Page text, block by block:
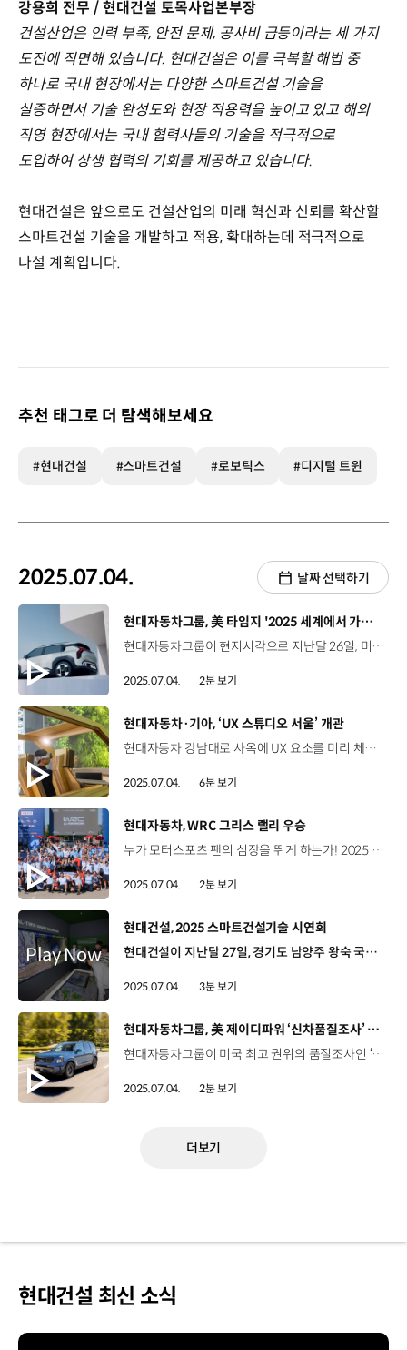
강용희 전무 / 현대건설 토목사업본부장
건설산업은 인력 부족, 안전 문제, 공사비 급등이라는 세 가지
도전에 직면해 있습니다. 현대건설은 이를 극복할 해법 중
하나로 국내 현장에서는 다양한 스마트건설 기술을
실증하면서 기술 완성도와 현장 적용력을 높이고 있고 해외
직영 현장에서는 국내 협력사들의 기술을 적극적으로
도입하여 상생 협력의 기회를 제공하고 있습니다.
현대건설은 앞으로도 건설산업의 미래 혁신과 신뢰를 확산할
스마트건설 기술을 개발하고 적용, 확대하는데 적극적으로
나설 계획입니다.
추천 태그로 더 탐색해보세요
#현대건설 #스마트건설 #로보틱스 #디지털 트윈
2025.07.04. 날짜 선택하기
[동영상]
현대자동차그룹, 美 타임지 '2025 세계에서 가장 영향력 있는 100대 기업' 선정
현대자동차그룹이 현지시각으로 지난달 26일, 미국 시사주간지 ‘타임(Time)’이 발표한 '2025 세계에서 가장 영향력 있는 100대 기업' '지도자(Leaders)' 부문에 선정됐습니다. '세계에서 가장 영향력 있는 100대 기업'은 매년 전 세계 각국의 특파원, 에디터, 업계 전문가가 당해 후보 기업을 지명하면, 타임지 기자들이 지도자, 파괴자, 혁신자 등 5개 부문별로 나눠, 일 년간 뛰어난 성과를 기록한 기업 20곳을 뽑는데요. 이번 기록은 2023년, 기아가 ‘혁신자’ 부문에 선정된 이후 두 번째이자, 2025년 국내 기업으로는 유일한 성과입니다. 타임지는 “현대자동차그룹이 글로벌 자동차 제조사로 도약한 것이 우연이 아니었음을 증명하고 있다”면서 ‘자동차 산업의 다크호스’로 언급했습니다. 현대자동차그룹은 지난해 합산 판매량 723만 대를 기록하며 자동차 판매량 3위를 기록했는데요, '세계 올해의 차(WCOTY)'에 최근 6년간 다섯 차례나 선정되며 제품 경쟁력을 입증하고 있습니다.
2025.07.04. 2분 보기
[동영상]
현대자동차·기아, ‘UX 스튜디오 서울’ 개관
현대자동차 강남대로 사옥에 UX 요소를 미리 체험할 수 있는 현대자동차·기아 ‘UX 스튜디오 서울’이 문을 열었습니다. 기존에 서초구에 있던 ‘UX 스튜디오’를 고객 접근이 쉬운 강남대로 사옥으로 이전하고, 완전히 새롭게 단장한 건데요. 박은결 리포터, 자세한 소식 전해주시죠. 네, 기존의 ‘UX 스튜디오’는 현대자동차·기아의 담당 연구원들이 상품, 디자인, 설계 등 차량 UX를 개발하는 과정에 활용하던 사내 협업 플랫폼이었는데요. 비공개로 운영되던 방식에서 벗어나 누구나 미래 모빌리티 경험을 함께 설계할 수 있는 세계 최초 상시 고객 참여형 연구 거점으로 탈바꿈 했습니다. ‘UX 스튜디오 서울’ 현장 함께 만나보시죠. 현대자동차 강남대로 사옥 1, 2층에 들어선 ‘UX 스튜디오 서울’은 미래 모빌리티 패러다임의 전환 속에서, 현대자동차·기아가 추구하는 모빌리티 사용자 경험의 핵심 가치를 전달하기 위해 구축된 공간입니다. UX 스튜디오 서울은 7월 3일 정식 오픈했는데요, 이에 앞서 지난 1일과 2일, 양일에 걸쳐 신문, 방송, 인터넷 등 다양한 매체가 참석한 가운데 미디어 프리뷰 행사가 열렸습니다. 이번 행사에서는 미래 모빌리티 UX 개발 전략과 현황을 소개하고, 공간별 체험 행사를 진행했습니다. ‘UX 스튜디오 서울’은 미래 모빌리티 환경을 다양한 콘텐츠를 통해 자유롭게 경험하고, UX 연구 과정에 직접 참여할 수 있도록 구성됐는데요, 일반 고객이 차량 UX 개발 과정에 참여해 피드백을 제공하는 상시적인 연구 플랫폼은 UX 스튜디오 서울이 세계 최초입니다. 김효린 상무 / 현대자동차 Feature전략실‘UX 스튜디오 서울’은 현대자동차·기아의 모빌리티 사용자 경험이 담고 있는 핵심 가치를 전달하기 위한 참여형 연구 공간입니다. 방문객들은 차량 개발 과정에 사용자의 의견이 어떻게 반영되는지를 경험할 수 있습니다. 편의사양, 인포테인먼트, 주행성능 등 모든 요소에서 브랜드만의 차별화된 가치를 제공하기 위해 노력할 계획입니다. UX 스튜디오 서울의 1층은 UX 콘셉트 개발, 구현, 검증 과정을 체험하고 리서치에 참여할 수 있는 고객 개방형 체험 공간 ‘오픈 랩(Open Lab)’으로 운영됩니다. 방문객은 UX 인사이트, UX 콘셉트, UX 검증 구역을 차례로 둘러보며 도어, 시트, 무빙 콘솔 등 UX 콘셉트가 반영된 모형 전시를 비롯해 스터디 벅이나 VR 기기 등을 활용해 몰입감 있게 체험할 수 있습니다. SDV 존에는 ‘Pleos 25’에서 최초 공개된 설계 기술 ‘EE 아키텍처’를 둘러보고, 차세대 인포테인먼트 시스템 ‘Pleos Connect’가 장착된 SDV 테스트베드 차량에 탑승해볼 수 있습니다. 또한, 현대자동차·기아의 사용자 경험 변천사를 기록하는 ‘UX 아카이브 존’에서는 인체의 다섯 가지 감각을 테마로 운전자 시점에서 교감할 수 있는 기획 전시가 열리는데요, 첫 전시는 ‘시각의 경험’을 주제로 넓고 쾌적한 시야를 확보하기 위한 현대자동차∙기아 기술의 진화 과정 소개를 담았습니다. 방문객들이 1층 ‘오픈랩’에서 UX 전시 콘텐츠를 체험하고 직접 리서치에 참여하면서 실사용자의 인사이트를 수집해 모빌리티 UX 혁신을 앞당길 수 있을 것 같네요. 2층 ‘어드밴스드 리서치 랩’은 개방형인 1층과는 다른 방식으로 운영되죠? 네, 2층 ‘어드밴스드 리서치 랩’은 현대자동차∙기아 연구원들과 사전 모집된 사용자들이 함께 UX 연구를 수행하는 비공개 몰입형 공간입니다. ‘어드밴스드 리서치 랩’은 UX 캔버스와 피쳐 개발 룸, 시뮬레이션 룸, UX 라운지와 차량 전시 공간으로 이뤄져 있습니다. UX 캔버스는 연구원과 고객이 워크숍, 세미나 등을 통해 다양한 아이디어를 나누고, 피쳐 개발 룸에서는 빠르게 UX 콘셉트를 개발하고 검증할 수 있도록 분야별로 연구공간을 세분화 하여 자율주행, 고성능 UX 등 각 연구분야별 실질적 개발 업무가 진행됩니다. ‘시뮬레이션 룸’은 새롭게 개발된 UX 콘셉트를 가상 환경에서 검증하는 공간인데요. 6축 모션 가변 벅, 초광각 디스플레이 등을 적용해 실제 운전하는 것과 유사한 평가 환경을 연출할 수 있는 것이 특징입니다. 한편, UX 라운지는 1층 ‘오픈 랩’과 마찬가지로 현대자동차∙기아의 신차를 관람하거나 로봇 카페를 이용하며 자유롭게 휴식을 취할 수 있습니다. 현대자동차·기아가 즐겁고 안락한 이동 경험을 구현하기 위해 소비자들의 다양한 의견에 귀를 기울이고 있네요. 네, 현대자동차·기아는 서울 외에도 상하이, 프랑크푸르트, 어바인 등 각지에 글로벌 UX 스튜디오를 설립하고 현지 고객의 목소리를 반영한 UX 콘셉트를 연구, 개발하며 SDV 전환에 속도를 내고 있습니다. 현대자동차·기아의 UX 스튜디오가 단순한 체험 공간을 넘어 고객의 목소리를 담아내는 공간이 되길 기대하겠습니다. 오늘 소식 전해주셔서 고맙습니다.
2025.07.04. 6분 보기
[동영상]
현대자동차, WRC 그리스 랠리 우승
누가 모터스포츠 팬의 심장을 뛰게 하는가! 2025 WRC 시즌 7라운드 그리스 라미아 2025년 6월 26일~29일 (현지시간) 국제자동차연맹 FIA 주관, 세계 최정상급 모터스포츠 대회 WRC 거칠고 험난한 자갈길과 좁은 산악 코스 총 345.76km 건조하고 높은 기온의 날씨로 악명 높은 ‘그리스 랠리’ 현대자동차 월드랠리팀 티에리 누빌, 오트 타낙, 아드리안 포모어 ‘i20 N Rally1’으로 출전 지난해, 같은 대회 우승을 차지했던 오트 타낙 선수 이번 경기에서도 노면 변화에 대한 뛰어난 적응력 발휘 6번째 스테이지부터 선두에 오른 뒤 2위와 격차를 꾸준히 벌려 포디움 정상 등극 안정적인 주행을 선보인 월드랠리팀의 새 얼굴 아드리안 포모어 극한의 조건에서도 돋보인 i20 N Rally1의 퍼포먼스 1위 오트 타낙, 3위 아드리안 포모어 더블 포디움 달성 현재까지 총 50점을 획득하며 ‘현대자동차 월드랠리팀’ 제조사 부문 2위 유지 “모터스포츠 왕좌를 향한 현대자동차의 도전은 계속됩니다~”
2025.07.04. 2분 보기
[동영상]
현대건설, 2025 스마트건설기술 시연회
현대건설이 지난달 27일, 경기도 남양주 왕숙 국도47호선 이설 공사 현장에서 ‘2025 스마트건설기술 시연회’를 개최했습니다. 스마트건설기술 시연회는 현대건설이 국내외 현장에서 축적한 관련 기술들을 소개하고 현장 적용 노하우를 공유하기 위해 2020년부터 시행해온 행사입니다. 현대건설은 이날, 현장에 실제 적용 중인 자동화와 스마트 안전 혁신 기술 25종을 공개하며 건설산업의 미래 청사진을 제시했는데요. 현장 맞춤형 스마트건설 통합관제 플랫폼, 건설 로보틱스 및 스마트 안전/품질, 스마트 토공, 스마트 터널 등 4개 분야의 최신 기술들이 중점적으로 소개됐습니다. 시연회가 열린 남양주 왕숙 국도47호선 현장은 국내 최초로 상하 분리 입체 지하도로를 건설하는 공사인 만큼 다양한 혁신 기술이 적용되고 있는 곳입니다. 먼저, 현대건설은 홍보관에 155인치 대형 디지털 사이니지와 65인치 대형 터치스크린 테이블을 결합한 스마트 대시보드를 설치하고, 6.4km에 달하는 입체 지하도로 전 구간을 통합 모니터링할 수 있는 디지털 트윈 시스템을 시연했습니다. 또한, 웨어러블 로봇 ‘엑스블 숄더’와 물류운송 드론, 안전패트롤 로봇 ‘스팟’ 등 다양한 로보틱스 기술을 체험할 수 있는 부스도 마련했습니다. 터 파기가 진행 중인 외부 시연장에서는 스마트 측량부터 시공 자동화, 스마트 안전관리, 디지털 검측까지 토목공사 전 과정을 아우르는 혁신적인 프로세스를 시연했습니다. 이밖에도, 수직구 구역에서는 스마트 안전관리 기술과 토사 반출 작업에 유용한 크램쉘(Clam Shell) 협착방지 시스템 등 작업자의 안전과 공사 효율성을 높일 수 있는 첨단 기술들이 소개돼 참석자의 관심을 모았습니다. 강용희 전무 / 현대건설 토목사업본부장 건설산업은 인력 부족, 안전 문제, 공사비 급등이라는 세 가지 도전에 직면해 있습니다. 현대건설은 이를 극복할 해법 중 하나로 국내 현장에서는 다양한 스마트건설 기술을 실증하면서 기술 완성도와 현장 적용력을 높이고 있고 해외 직영 현장에서는 국내 협력사들의 기술을 적극적으로 도입하여 상생 협력의 기회를 제공하고 있습니다. 현대건설은 앞으로도 건설산업의 미래 혁신과 신뢰를 확산할 스마트건설 기술을 개발하고 적용, 확대하는데 적극적으로 나설 계획입니다.
2025.07.04. 3분 보기
[동영상]
현대자동차그룹, 美 제이디파워 ‘신차품질조사’ 자동차그룹 2년 연속 1위 달성
현대자동차그룹이 미국 최고 권위의 품질조사인 ‘2025년 신차품질조사(IQS)’에서 자동차그룹 기준 2년 연속 1위를 달성했습니다. 올해로 39회째를 맞는 제이디파워 신차품질조사는 차량 구입 후 3개월 동안 고객이 경험한 품질 불만 사례를 집계해 점수로 환산하는데요. 현대자동차그룹은 글로벌 17개 자동차그룹 중 가장 낮은 평균점수인 종합 결과 178점으로, 지난해에 이어 올해도 신차 품질을 인정받았습니다. 이런 결과는 현대자동차가 최근 출시한 신차에 혁신적인 편의 기능과 차별화된 디자인을 도입하고, 고객 만족을 위한 품질 개선 활동을 지속해 온 덕분입니다. 또한, 일반 브랜드 기준 순위에서는 현대자동차가 173점으로 2위, 기아가 181점으로 6위에 올랐고, 고급 브랜드에서는 제네시스가 3위를 차지했습니다. 차급별 평가에서도 현대자동차 싼타크루즈는 중형 픽업트럭 차급에서, 기아 텔루라이드는 준대형 SUV 차급에서 ‘최우수 품질상’을 수상했습니다. 이어, 신차품질조사 공장 평가에서도 현대자동차 울산5공장과 기아 광주1공장, 기아 멕시코공장이 제조 품질 우수 공장상을 수상하는 영예를 안았습니다.
2025.07.04. 2분 보기
더보기
현대건설 최신 소식